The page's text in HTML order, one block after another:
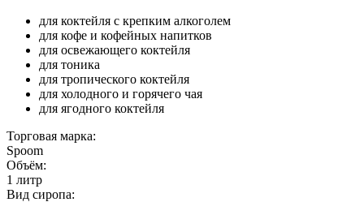
для коктейля с крепким алкоголем
для кофе и кофейных напитков
для освежающего коктейля
для тоника
для тропического коктейля
для холодного и горячего чая
для ягодного коктейля
Торговая марка:
Spoom
Объём:
1 литр
Вид сиропа: